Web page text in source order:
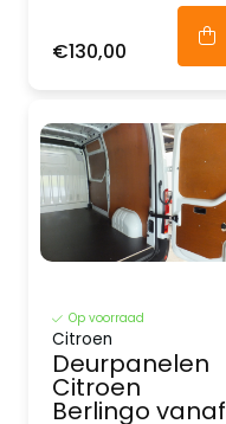
€130,00
Op voorraad
Citroen
Deurpanelen
Citroen
Berlingo vanaf